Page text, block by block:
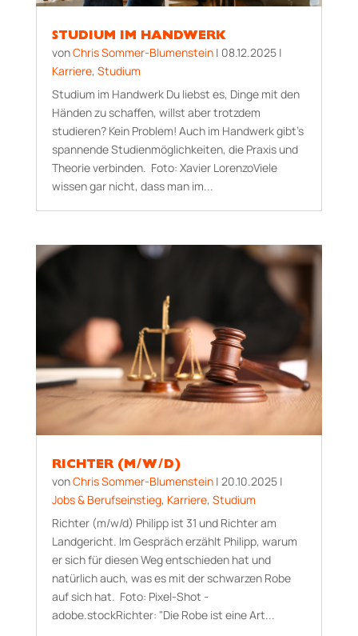
STUDIUM IM HANDWERK
vonChris Sommer-Blumenstein| 08.12.2025|
Karriere, Studium
Studium im Handwerk Du liebst es, Dinge mit den
Händen zu schaffen, willst aber trotzdem
studieren? Kein Problem! Auch im Handwerk gibt’s
spannende Studienmöglichkeiten, die Praxis und
Theorie verbinden. Foto: Xavier LorenzoViele
wissen gar nicht, dass man im...
RICHTER (M/W/D)
vonChris Sommer-Blumenstein| 20.10.2025|
Jobs & Berufseinstieg, Karriere, Studium
Richter (m/w/d) Philipp ist 31 und Richter am
Landgericht. Im Gespräch erzählt Philipp, warum
er sich für diesen Weg entschieden hat und
natürlich auch, was es mit der schwarzen Robe
auf sich hat. Foto: Pixel-Shot -
adobe.stockRichter: "Die Robe ist eine Art...